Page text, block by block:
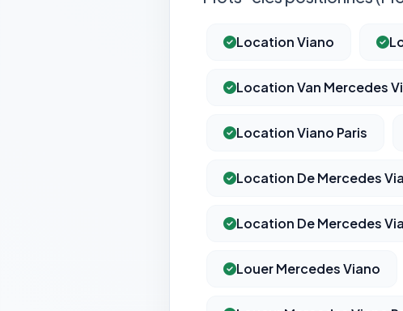
Location Viano
Location Van Mercedes
Location Viano Paris
Location De Mercedes
Location De Mercedes
Louer Mercedes Viano